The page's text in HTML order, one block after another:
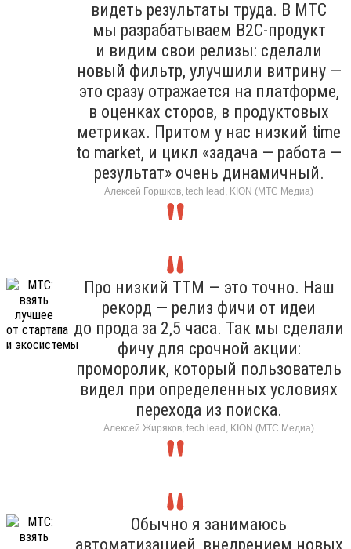
видеть результаты труда. В МТС
мы разрабатываем B2C-продукт
и видим свои релизы: сделали
новый фильтр, улучшили витрину —
это сразу отражается на платформе,
в оценках сторов, в продуктовых
метриках. Притом у нас низкий time
to market, и цикл «задача — работа —
результат» очень динамичный.
Алексей Горшков, tech lead, KION (МТС Медиа)
Про низкий TTM — это точно. Наш
рекорд — релиз фичи от идеи
до прода за 2,5 часа. Так мы сделали
фичу для срочной акции:
проморолик, который пользователь
видел при определенных условиях
перехода из поиска.
Алексей Жиряков, tech lead, KION (МТС Медиа)
Обычно я занимаюсь
автоматизацией, внедрением новых